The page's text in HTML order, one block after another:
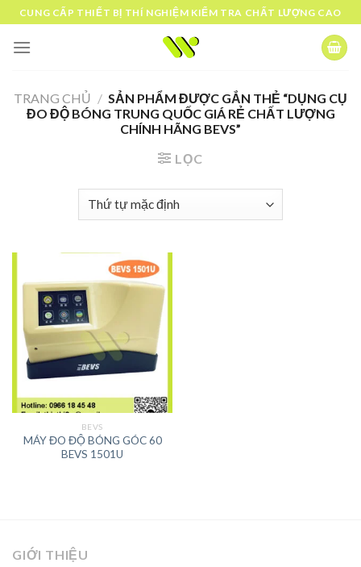
Skip
to
content
CUNG CẤP THIẾT BỊ THÍ NGHIỆM KIỂM TRA CHẤT LƯỢNG CAO
TRANG CHỦ / SẢN PHẨM ĐƯỢC GẮN THẺ “DỤNG CỤ
ĐO ĐỘ BÓNG TRUNG QUỐC GIÁ RẺ CHẤT LƯỢNG
CHÍNH HÃNG BEVS”
LỌC
BEVS
MÁY ĐO ĐỘ BÓNG GÓC 60
BEVS 1501U
GIỚI THIỆU